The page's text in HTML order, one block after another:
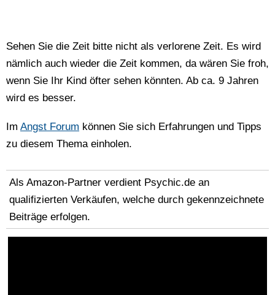
Sehen Sie die Zeit bitte nicht als verlorene Zeit. Es wird
nämlich auch wieder die Zeit kommen, da wären Sie froh,
wenn Sie Ihr Kind öfter sehen könnten. Ab ca. 9 Jahren
wird es besser.
Im Angst Forum können Sie sich Erfahrungen und Tipps
zu diesem Thema einholen.